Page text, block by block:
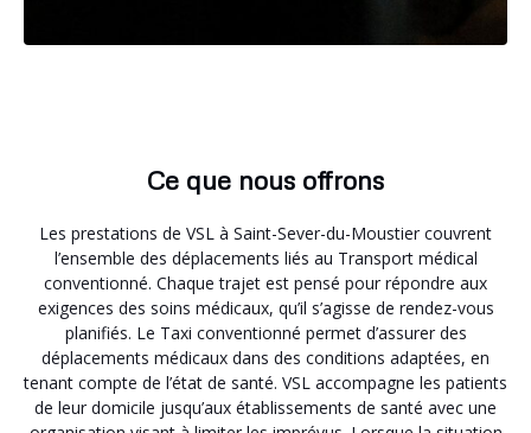
Ce que nous offrons
Les prestations de VSL à Saint-Sever-du-Moustier couvrent
l’ensemble des déplacements liés au Transport médical
conventionné. Chaque trajet est pensé pour répondre aux
exigences des soins médicaux, qu’il s’agisse de rendez-vous
planifiés. Le Taxi conventionné permet d’assurer des
déplacements médicaux dans des conditions adaptées, en
tenant compte de l’état de santé. VSL accompagne les patients
de leur domicile jusqu’aux établissements de santé avec une